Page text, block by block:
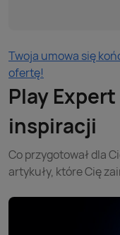
Twoja umowa się
ofertę!
Play
inspiracji
Co przygotował dla
artykuły, które Cię